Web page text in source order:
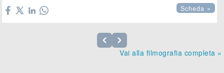
Scheda »
Vai alla filmografia completa »